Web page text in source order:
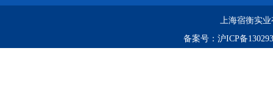
上海宿衡实
备案号： 沪ICP备